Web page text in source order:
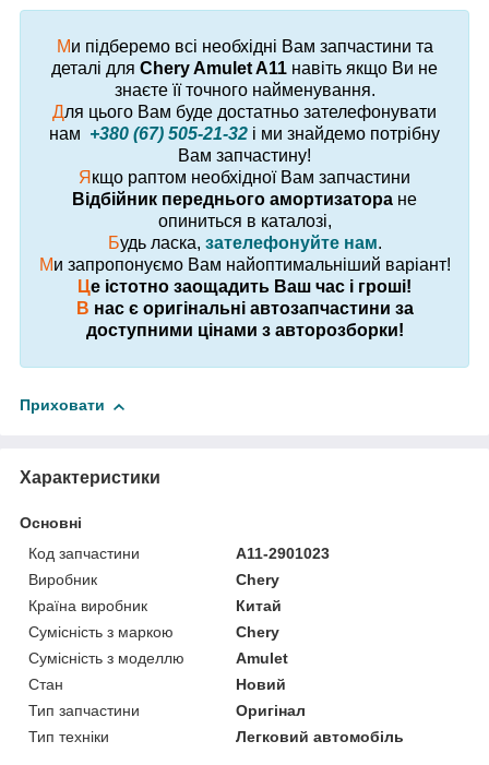
Ми підберемо всі необхідні Вам запчастини та
деталі для Chery Amulet A11 навіть якщо Ви не
знаєте її точного найменування.
Для цього Вам буде достатньо зателефонувати
нам +380 (67) 505-21-32 і ми знайдемо потрібну
Вам запчастину!
Я кщо раптом необхідної Вам запчастини
Відбійник переднього амортизатора не
опиниться в каталозі,
Будь ласка, зателефонуйте нам.
Ми запропонуємо Вам найоптимальніший варіант!
Це істотно заощадить Ваш час і гроші!
В нас є оригінальні автозапчастини за
доступними цінами з авторозборки!
Приховати
Характеристики
Основні
Код запчастини
A11-2901023
Виробник
Chery
Країна виробник
Китай
Сумісність з маркою
Chery
Сумісність з моделлю
Amulet
Стан
Новий
Тип запчастини
Оригінал
Тип техніки
Легковий автомобіль